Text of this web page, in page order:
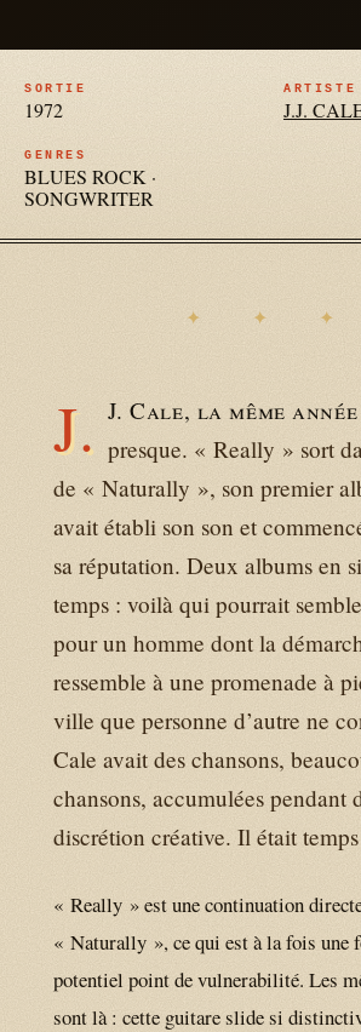
SORTIE
1972
ARTISTE
J.J.
GENRES
BLUES ROCK ·
SONGWRITER
J. J. Cale, la même
presque. « Really » sort
de « Naturally », son premier
avait établi son son et
sa réputation. Deux albums en
temps : voilà qui pourrait
pour un homme dont la
ressemble à une promenade à
ville que personne d’autre ne
Cale avait des chansons,
chansons, accumulées pendant
discrétion créative. Il était
« Really » est une continuation
« Naturally », ce qui est à la fois une
potentiel point de vulnerabilité. Les
sont là : cette guitare slide si